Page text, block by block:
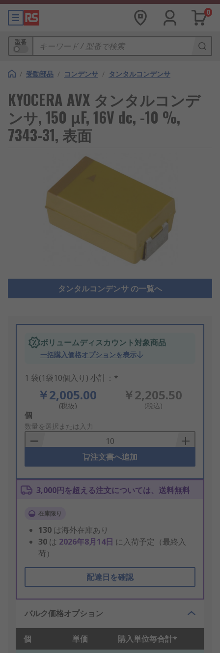
0
型番
/ 受動部品 / コンデンサ / タンタルコンデンサ
KYOCERA AVX タンタルコンデ
ンサ, 150 μF, 16V dc, -10 %,
7343-31, 表面
タンタルコンデンサ の一覧へ
ボリュームディスカウント対象商品
一括購入価格オプションを表示
1 袋(1袋10個入り) 小計：*
￥2,005.00
(税抜)
￥2,205.50
(税込)
Add
to
Basket
個
数量を選択または入力
注文書へ追加
3,000円を超える注文については、送料無料
在庫限り
130 は海外在庫あり
30 は 2026年8月14日 に入荷予定（最終入
荷）
配達日を確認
バルク価格オプション
個 単価 購入単位毎合計*